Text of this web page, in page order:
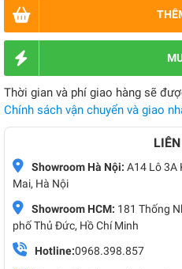
Thời gian và phí giao hàng sẽ
Chính sách vận chuyển và giao
Showroom Hà Nội: A14 Lô 3A
Mai, Hà Nội
Showroom HCM: 181 Thống
phố Thủ Đức, Hồ Chí Minh
Hotline:0968.398.857